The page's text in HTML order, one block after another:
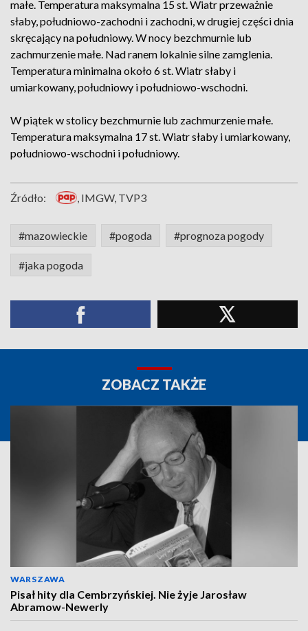
małe. Temperatura maksymalna 15 st. Wiatr przeważnie
słaby, południowo-zachodni i zachodni, w drugiej części dnia
skręcający na południowy. W nocy bezchmurnie lub
zachmurzenie małe. Nad ranem lokalnie silne zamglenia.
Temperatura minimalna około 6 st. Wiatr słaby i
umiarkowany, południowy i południowo-wschodni.
W piątek w stolicy bezchmurnie lub zachmurzenie małe.
Temperatura maksymalna 17 st. Wiatr słaby i umiarkowany,
południowo-wschodni i południowy.
Źródło: , IMGW, TVP3
#mazowieckie #pogoda #prognoza pogody
#jaka pogoda
ZOBACZ TAKŻE
WARSZAWA
Pisał hity dla Cembrzyńskiej. Nie żyje Jarosław
Abramow-Newerly